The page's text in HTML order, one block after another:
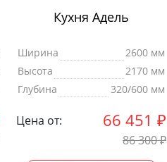
Кухня Адель
Ширина
2600 мм
Высота
2170 мм
Глубина
320/600 мм
Цена от: 66 451 ₽
86 300₽